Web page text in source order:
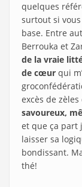
quelques
surtout si
base. Entre
Berrouka et
de la vraie
de cœur qui
excès de
savoureux,
et que ça part
laisser sa
bondissant.
thé!